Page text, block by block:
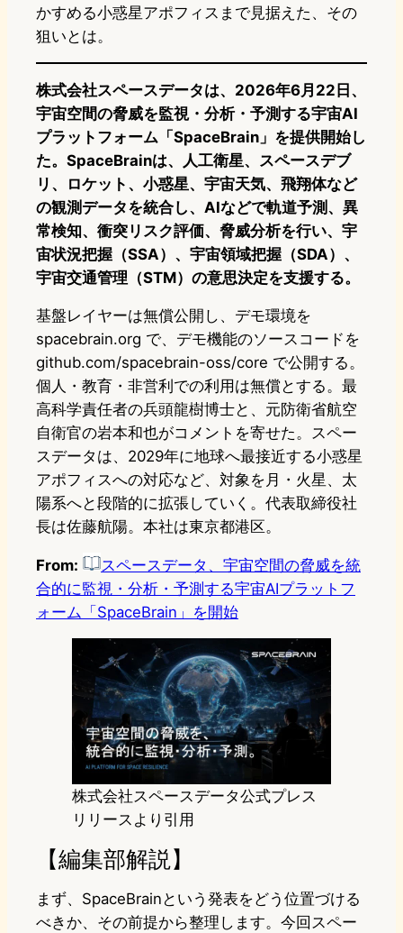
かすめる小惑星アポフィスまで見据えた、その
狙いとは。
株式会社スペースデータは、2026年6月22日、
宇宙空間の脅威を監視・分析・予測する宇宙AI
プラットフォーム「SpaceBrain」を提供開始し
た。SpaceBrainは、人工衛星、スペースデブ
リ、ロケット、小惑星、宇宙天気、飛翔体など
の観測データを統合し、AIなどで軌道予測、異
常検知、衝突リスク評価、脅威分析を行い、宇
宙状況把握（SSA）、宇宙領域把握（SDA）、
宇宙交通管理（STM）の意思決定を支援する。
基盤レイヤーは無償公開し、デモ環境を
spacebrain.org で、デモ機能のソースコードを
github.com/spacebrain-oss/core で公開する。
個人・教育・非営利での利用は無償とする。最
高科学責任者の兵頭龍樹博士と、元防衛省航空
自衛官の岩本和也がコメントを寄せた。スペー
スデータは、2029年に地球へ最接近する小惑星
アポフィスへの対応など、対象を月・火星、太
陽系へと段階的に拡張していく。代表取締役社
長は佐藤航陽。本社は東京都港区。
From:
スペースデータ、宇宙空間の脅威を統
合的に監視・分析・予測する宇宙AIプラットフ
ォーム「SpaceBrain」を開始
株式会社スペースデータ公式プレス
リリースより引用
【編集部解説】
まず、SpaceBrainという発表をどう位置づける
べきか、その前提から整理します。今回スペー